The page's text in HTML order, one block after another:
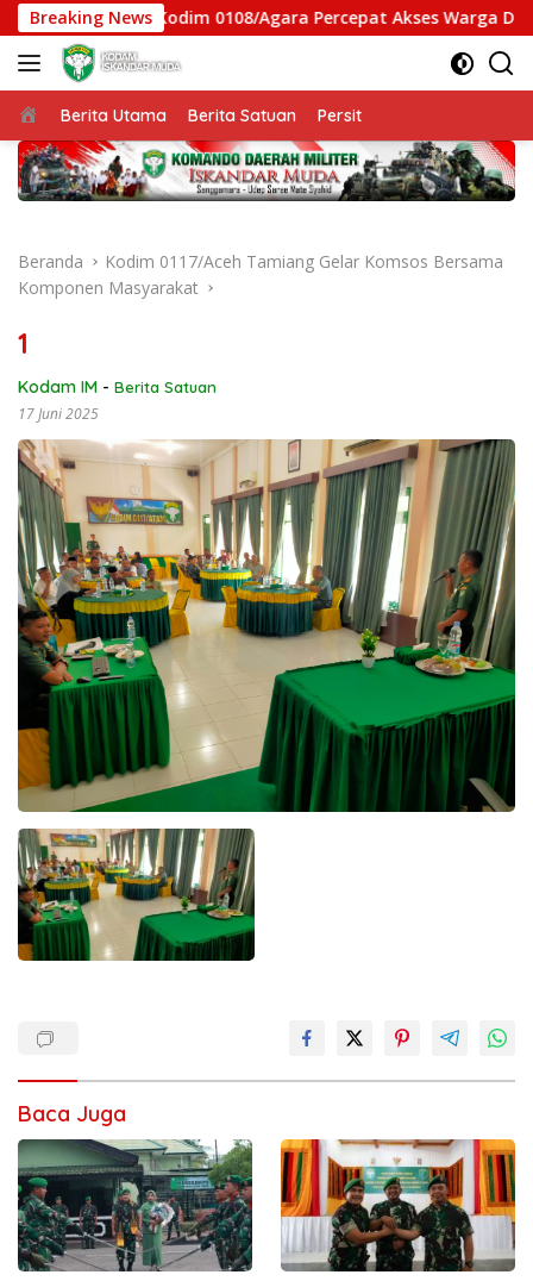
Langsung
ke
konten
Breaking News
Gantung Kodim 0108/Agara Percepat Akses Warga Ds.
Beranda
Berita Utama Berita Satuan Persit
Beranda
Kodim 0117/Aceh Tamiang Gelar Komsos Bersama
Komponen Masyarakat
1
Kodam IM - Berita Satuan
17 Juni 2025
Baca Juga